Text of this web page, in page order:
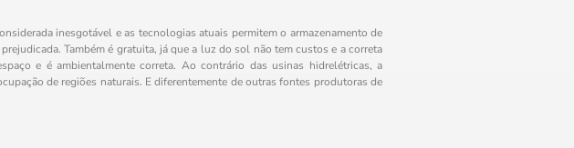
inesgotável e as tecnologias atuais permitem o armazenamento de
Também é gratuita, já que a luz do sol não tem custos e a correta
e é ambientalmente correta. Ao contrário das usinas hidrelétricas, a
de regiões naturais. E diferentemente de outras fontes produtoras de